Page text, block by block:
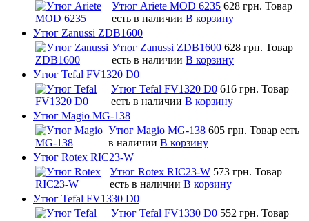
Утюг Ariete MOD 6235 628 грн. Товар
есть в наличии В корзину
Утюг Zanussi ZDB1600
Утюг Zanussi ZDB1600 628 грн. Товар
есть в наличии В корзину
Утюг Tefal FV1320 D0
Утюг Tefal FV1320 D0 616 грн. Товар
есть в наличии В корзину
Утюг Magio MG-138
Утюг Magio MG-138 605 грн. Товар есть
в наличии В корзину
Утюг Rotex RIC23-W
Утюг Rotex RIC23-W 573 грн. Товар
есть в наличии В корзину
Утюг Tefal FV1330 D0
Утюг Tefal FV1330 D0 552 грн. Товар